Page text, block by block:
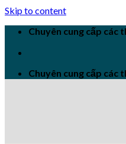
Skip to content
Chuyên cung cấp các
Chuyên cung cấp các